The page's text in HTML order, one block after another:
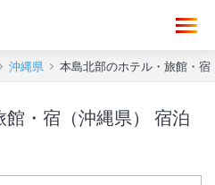
沖縄県 本島北部のホテル・旅館・宿
宿（沖縄県） 宿泊